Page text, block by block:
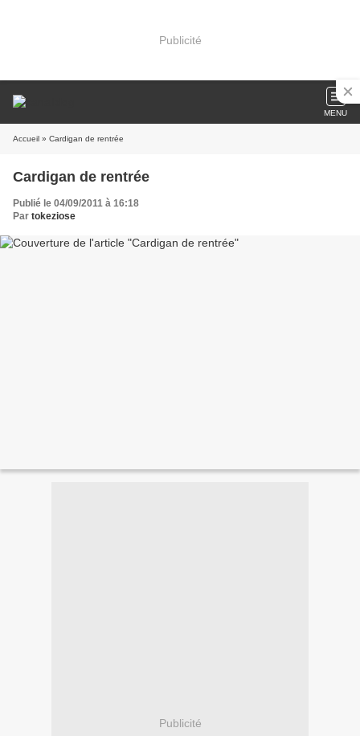
Publicité
MENU
Accueil » Cardigan de rentrée
Cardigan de rentrée
Publié le 04/09/2011 à 16:18
Par tokeziose
Publicité